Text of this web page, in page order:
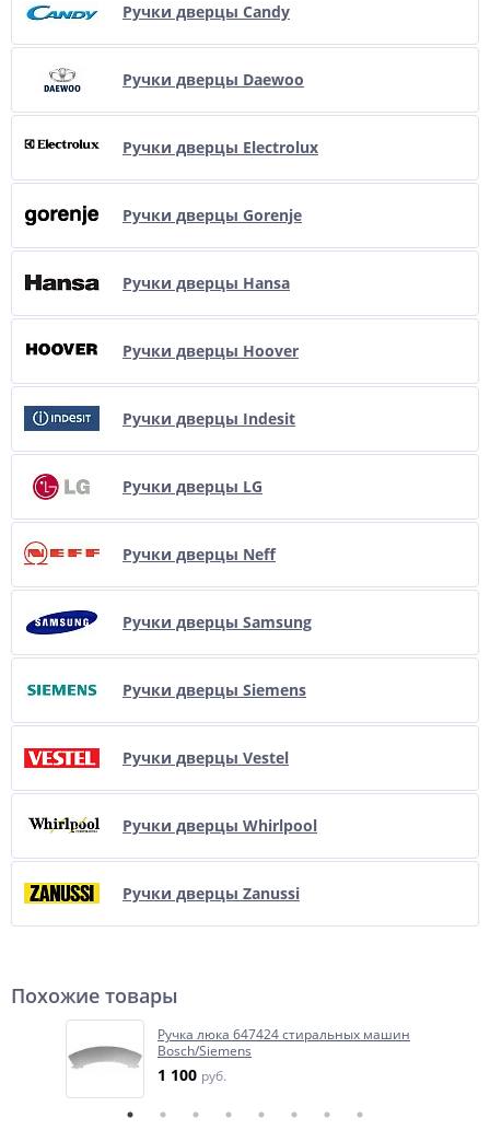
Ручки дверцы Candy
Ручки дверцы Daewoo
Ручки дверцы Electrolux
Ручки дверцы Gorenje
Ручки дверцы Hansa
Ручки дверцы Hoover
Ручки дверцы Indesit
Ручки дверцы LG
Ручки дверцы Neff
Ручки дверцы Samsung
Ручки дверцы Siemens
Ручки дверцы Vestel
Ручки дверцы Whirlpool
Ручки дверцы Zanussi
Похожие товары
Ручка люка 647424 стиральных машин
Bosch/Siemens
1 100 руб.